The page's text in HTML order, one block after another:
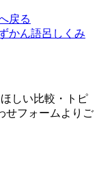
戻る
かん語呂 しくみ
しい比較・トピ
せフォームよりご